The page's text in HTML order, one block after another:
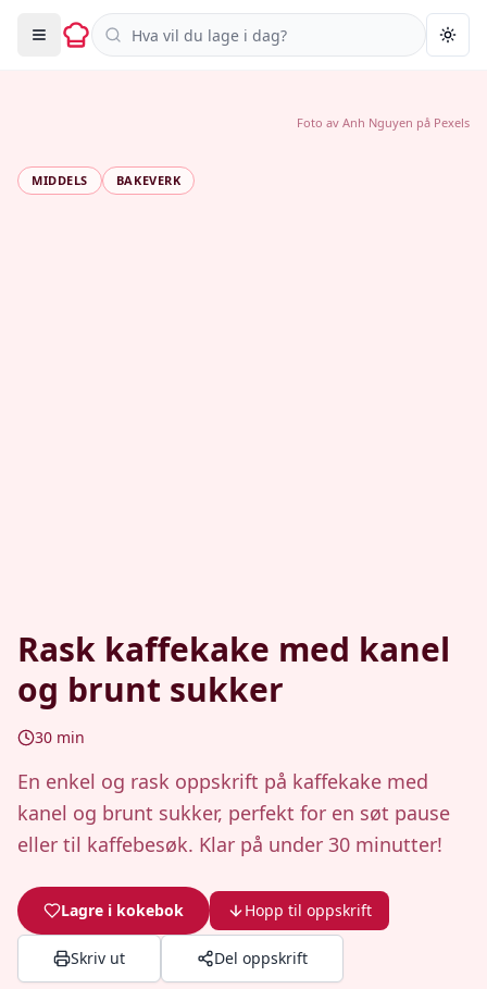
Søk i oppskrifter
MIDDELS BAKEVERK
Rask kaffekake med kanel
og brunt sukker
30 min
En enkel og rask oppskrift på kaffekake med
kanel og brunt sukker, perfekt for en søt pause
eller til kaffebesøk. Klar på under 30 minutter!
Lagre i kokebok Hopp til oppskrift
Skriv ut Del oppskrift
Foto av Anh Nguyen på Pexels